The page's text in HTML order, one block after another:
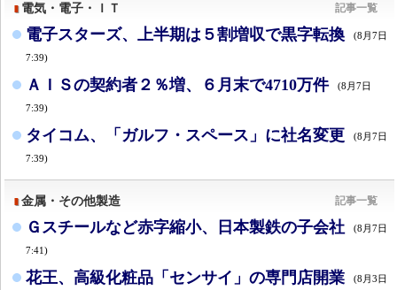
電気・電子・ＩＴ 記事一覧
電子スターズ、上半期は５割増収で黒字転換 (8月7日
7:39)
ＡＩＳの契約者２％増、６月末で4710万件 (8月7日
7:39)
タイコム、「ガルフ・スペース」に社名変更 (8月7日
7:39)
金属・その他製造 記事一覧
Ｇスチールなど赤字縮小、日本製鉄の子会社 (8月7日
7:41)
花王、高級化粧品「センサイ」の専門店開業 (8月3日